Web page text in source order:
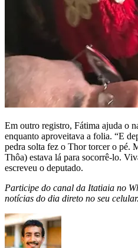
Em outro registro, Fátima ajuda o
enquanto aproveitava a folia. “E
pedra solta fez o Thor torcer o pé.
Thôa) estava lá para socorrê-lo.
escreveu o deputado.
Participe do canal da Itatiaia no
notícias do dia direto no seu celular.